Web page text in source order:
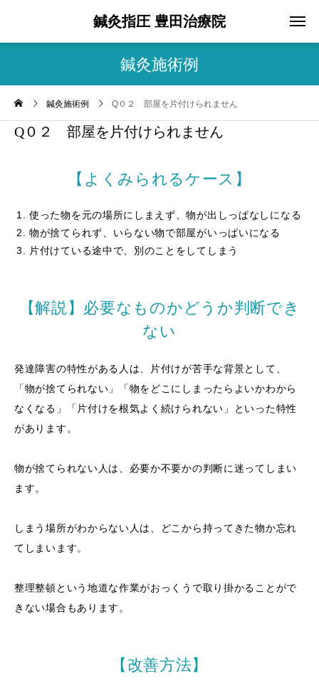
鍼灸指圧 豊田治療院
鍼灸施術例
鍼灸施術例 Q０２ 部屋を片付けられません
Q０２ 部屋を片付けられません
【よくみられるケース】
使った物を元の場所にしまえず、物が出しっぱなしになる
物が捨てられず、いらない物で部屋がいっぱいになる
片付けている途中で、別のことをしてしまう
【解説】必要なものかどうか判断でき
ない
発達障害の特性がある人は、片付けが苦手な背景として、
「物が捨てられない」「物をどこにしまったらよいかわから
なくなる」「片付けを根気よく続けられない」といった特性
があります。
物が捨てられない人は、必要か不要かの判断に迷ってしまい
ます。
しまう場所がわからない人は、どこから持ってきた物か忘れ
てしまいます。
整理整頓という地道な作業がおっくうで取り掛かることがで
きない場合もあります。
【改善方法】